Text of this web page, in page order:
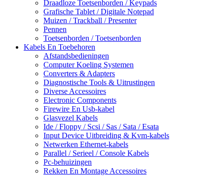
Draadloze Toetsenborden / Keypads
Grafische Tablet / Digitale Notepad
Muizen / Trackball / Presenter
Pennen
Toetsenborden / Toetsenborden
Kabels En Toebehoren
Afstandsbedieningen
Computer Koeling Systemen
Converters & Adapters
Diagnostische Tools & Uitrustingen
Diverse Accessoires
Electronic Components
Firewire En Usb-kabel
Glasvezel Kabels
Ide / Floppy / Scsi / Sas / Sata / Esata
Input Device Uitbreiding & Kvm-kabels
Netwerken Ethernet-kabels
Parallel / Serieel / Console Kabels
Pc-behuizingen
Rekken En Montage Accessoires